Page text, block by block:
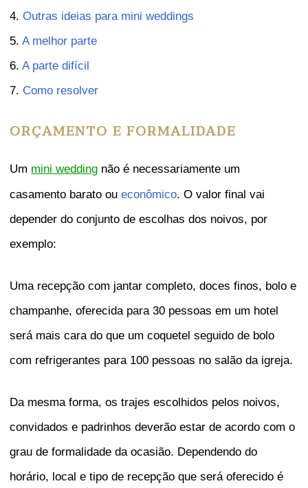
4.Outras ideias para mini weddings
5.A melhor parte
6.A parte difícil
7. Como resolver
ORÇAMENTO E FORMALIDADE
Um mini wedding não é necessariamente um
casamento barato oueconômico. O valor final vai
depender do conjunto de escolhas dos noivos, por
exemplo:
Uma recepção com jantar completo, doces finos, bolo e
champanhe, oferecida para 30 pessoas em um hotel
será mais cara do que um coquetel seguido de bolo
com refrigerantes para 100 pessoas no salão da igreja.
Da mesma forma, os trajes escolhidos pelos noivos,
convidados e padrinhos deverão estar de acordo com o
grau de formalidade da ocasião. Dependendo do
horário, local e tipo de recepção que será oferecido é